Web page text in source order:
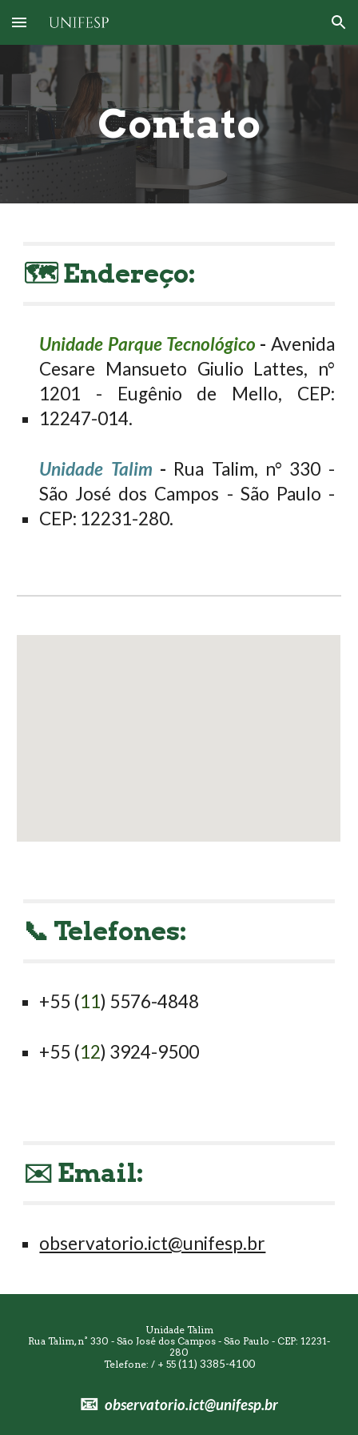
Skip to main content Skip to navigation
Contato
🗺️ Endereço:
Unidade Parque Tecnológico - Avenida
Cesare Mansueto Giulio Lattes, n°
1201 - Eugênio de Mello, CEP:
12247-014.
Unidade Talim - Rua Talim, n° 330 -
São José dos Campos - São Paulo -
CEP: 12231-280.
📞 Telefones:
+55 (11) 5576-4848
+55 (12) 3924-9500
✉️ Email:
observatorio.ict@unifesp.br
Unidade Talim
Rua Talim, n° 330 - São José dos Campos - São Paulo - CEP: 12231-
280
Telefone: / + 55 (11) 3385-4100
📧 observatorio.ict@unifesp.br